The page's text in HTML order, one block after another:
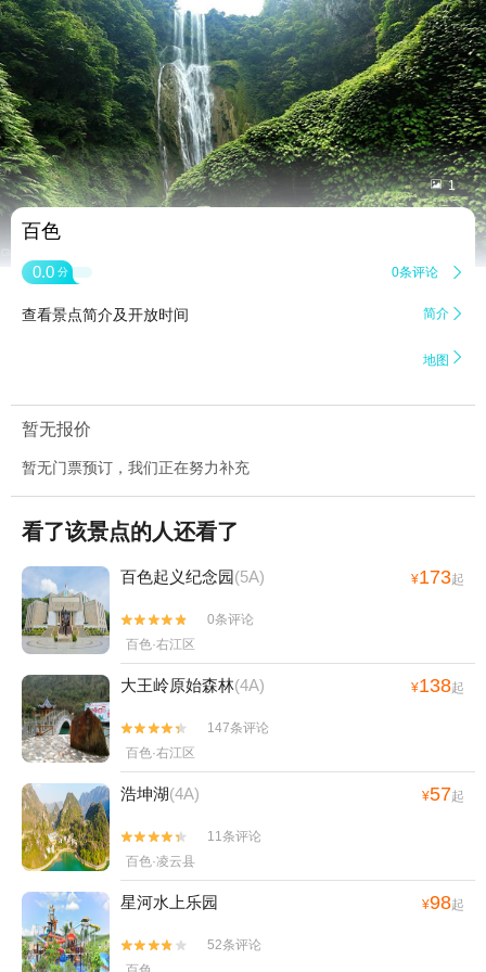
 1
百色
0.0 分 0条评论 
查看景点简介及开放时间 简介 
地图 
暂无报价
暂无门票预订，我们正在努力补充
看了该景点的人还看了
百色起义纪念园(5A) ¥173起


0条评论
百色·右江区
大王岭原始森林(4A) ¥138起


147条评论
百色·右江区
浩坤湖(4A) ¥57起


11条评论
百色·凌云县
星河水上乐园 ¥98起


52条评论
